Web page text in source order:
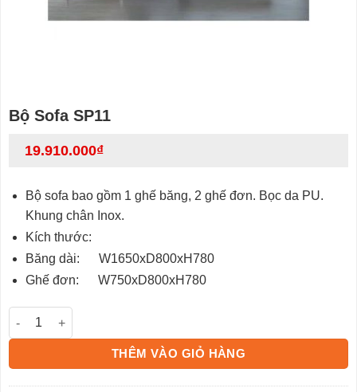
Bộ Sofa SP11
19.910.000₫
Bộ sofa bao gồm 1 ghế băng, 2 ghế đơn. Bọc da PU.
Khung chân Inox.
Kích thước:
Băng dài: W1650xD800xH780
Ghế đơn: W750xD800xH780
Bộ Sofa SP11 số lượng
THÊM VÀO GIỎ HÀNG